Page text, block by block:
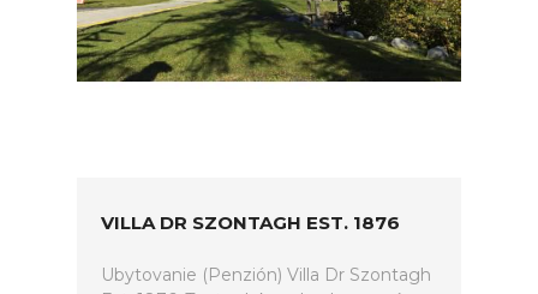
VILLA DR SZONTAGH EST. 1876
Ubytovanie (Penzión) Villa Dr Szontagh